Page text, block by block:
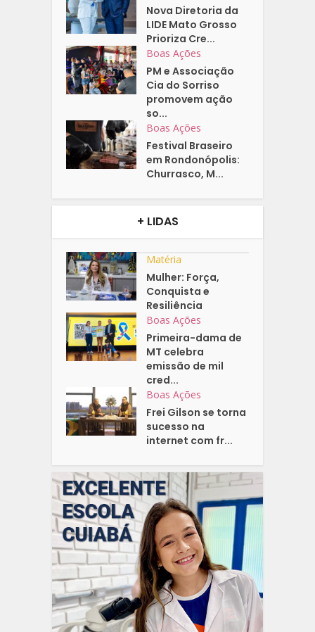
Nova Diretoria da
LIDE Mato Grosso
Prioriza Cre...
Boas Ações
PM e Associação
Cia do Sorriso
promovem ação
so...
Boas Ações
Festival Braseiro
em Rondonópolis:
Churrasco, M...
+ LIDAS
Matéria
Mulher: Força,
Conquista e
Resiliência
Boas Ações
Primeira-dama de
MT celebra
emissão de mil
cred...
Boas Ações
Frei Gilson se torna
sucesso na
internet com fr...